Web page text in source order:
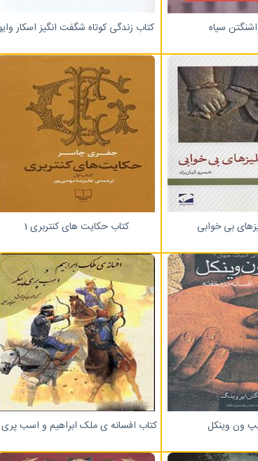
سیاه کتاب زندگی کوتاه شگفت انگیز اسکار
بی خوابی کتاب حکایت های کنتربری 1
ون وینکل کتاب افسانه ی ملک ابراهیم و اسب پری